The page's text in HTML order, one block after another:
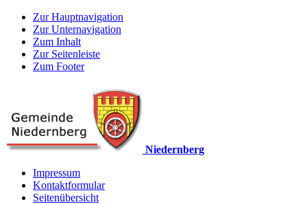
Zur Hauptnavigation
Zur Unternavigation
Zum Inhalt
Zur Seitenleiste
Zum Footer
Niedernberg
Impressum
Kontaktformular
Seitenübersicht